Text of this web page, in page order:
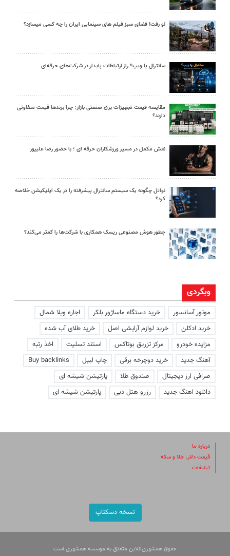
لو رفت! فضای سبز فیلم های سینمایی ایران را چه کسی میسازد؟
سانترال یا ویپ؟ راز ارتباطات پایدار در شرکت‌های حرفه‌ای
مقایسه قیمت تجهیزات برق صنعتی بازار؛ چرا برندها قیمت متفاوتی
دارند؟
نقش مکمل در مسیر ورزشکاران حرفه ای ؛ با حضور رضا علیپور
نواتل چگونه یک سیستم سانترال پیشرفته را در یک اپلیکیشن خلاصه
کرد؟
چطور هوش مصنوعی ریسک همکاری با شرکت‌ها را کمتر می‌کند؟
وبگردی
موتور آسانسور خرید دستگاه ماساژور بلکر
اجاره ویلا شمال
خرید ادکلن
خرید لوازم آرایشی اصل
خرید طلای آب شده
مزایده خودرو
مرکز تزریق بوتاکس استند تسلیت
اخذ رتبه
آهنگ جدید
خرید دوچرخه برقی چاپ لیبل
Buy backlinks
صرافی ارز دیجیتال
صندوق طلا
پارتیشن شیشه ای
دانلود اهنگ جدید
رزرو هتل دبی پارتیشن شیشه ای
درباره ما
قیمت دلار، طلا و سکه
تبلیغات
نسخه دسکتاپ
حقوق همشهری‌آنلاین متعلق به موسسه همشهری است